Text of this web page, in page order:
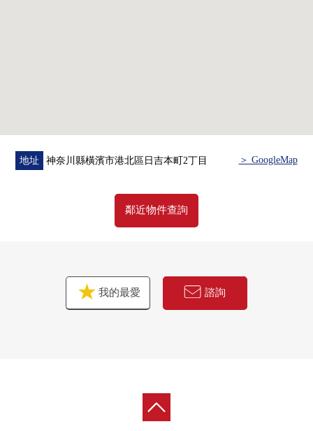
・House清洗其他
▼周邊環境
・下田町4公園步行6分鐘(約420m)
・橫濱市立駒林小學步行7分鐘(約520m)
地址 神奈川縣橫濱市港北區日吉本町2丁目 ＞ GoogleMap
鄰近物件查詢
我的最愛 諮詢